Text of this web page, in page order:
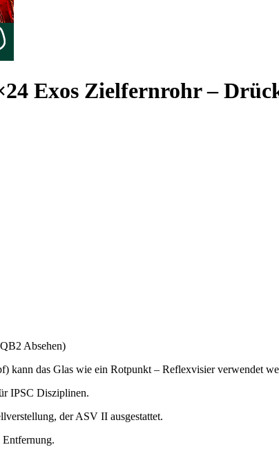
Exos Zielfernrohr –
Absehen)
kann das Glas wie ein Rotpunkt – Reflexvisier verwendet
IPSC Disziplinen.
der ASV II ausgestattet.